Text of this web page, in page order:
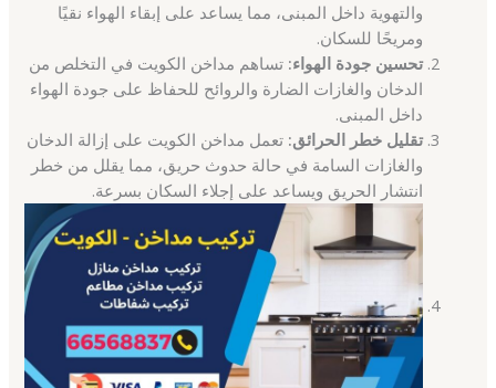
والتهوية داخل المبنى، مما يساعد على إبقاء الهواء نقيًا
ومريحًا للسكان.
تحسين جودة الهواء: تساهم مداخن الكويت في التخلص من
الدخان والغازات الضارة والروائح للحفاظ على جودة الهواء
داخل المبنى.
تقليل خطر الحرائق: تعمل مداخن الكويت على إزالة الدخان
والغازات السامة في حالة حدوث حريق، مما يقلل من خطر
انتشار الحريق ويساعد على إجلاء السكان بسرعة.